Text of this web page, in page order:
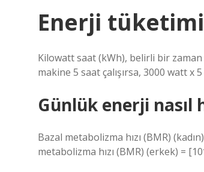
Enerji tüketimi
Kilowatt saat (kWh), belirli bir zaman
makine 5 saat çalışırsa, 3000 watt x
Günlük enerji nasıl
Bazal metabolizma hızı (BMR)
metabolizma hızı (BMR) (erkek) =